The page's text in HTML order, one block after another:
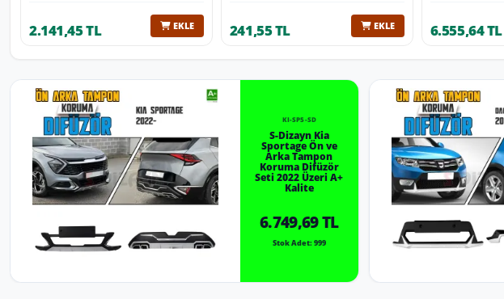
2.141,45 TL EKLE 241,55 TL EKLE 6.555,64 TL
KI-SP5-SD
S-Dizayn Kia
Sportage Ön ve
Arka Tampon
Koruma Difüzör
Seti 2022 Üzeri A+
Kalite
6.749,69 TL
Stok Adet: 999